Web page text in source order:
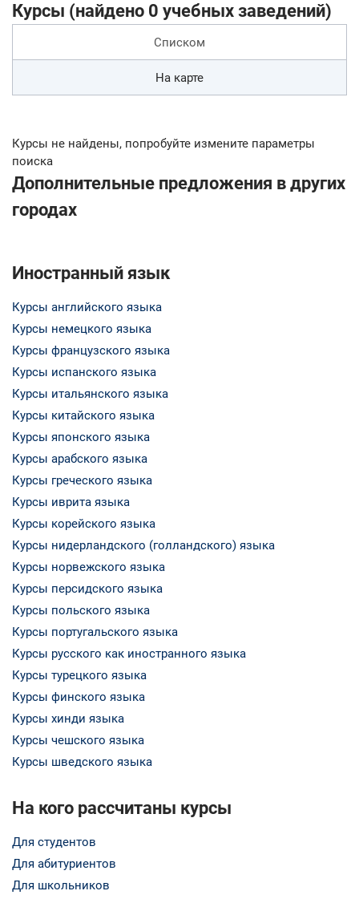
Курсы (найдено 0 учебных заведений)
Списком
На карте
Курсы не найдены, попробуйте измените параметры
поиска
Дополнительные предложения в других
городах
Иностранный язык
Курсы английского языка
Курсы немецкого языка
Курсы французского языка
Курсы испанского языка
Курсы итальянского языка
Курсы китайского языка
Курсы японского языка
Курсы арабского языка
Курсы греческого языка
Курсы иврита языка
Курсы корейского языка
Курсы нидерландского (голландского) языка
Курсы норвежского языка
Курсы персидского языка
Курсы польского языка
Курсы португальского языка
Курсы русского как иностранного языка
Курсы турецкого языка
Курсы финского языка
Курсы хинди языка
Курсы чешского языка
Курсы шведского языка
На кого рассчитаны курсы
Для студентов
Для абитуриентов
Для школьников